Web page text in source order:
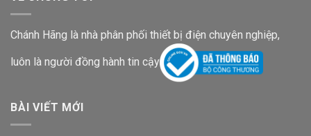
Chánh Hãng là nhà phân phối thiết bị điện chuyên nghiệp,
luôn là người đồng hành tin cậy
BÀI VIẾT MỚI